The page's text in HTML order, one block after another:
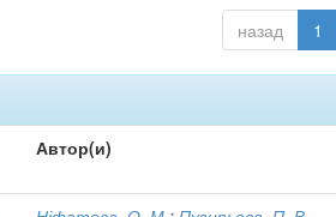
назад 1
Автор(и)